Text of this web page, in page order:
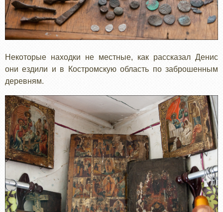
Некоторые находки не местные, как рассказал Денис
они ездили и в Костромскую область по заброшенным
деревням.